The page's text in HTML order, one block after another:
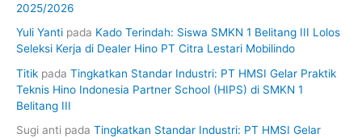
2025/2026
Yuli Yanti pada Kado Terindah: Siswa SMKN 1 Belitang III Lolos
Seleksi Kerja di Dealer Hino PT Citra Lestari Mobilindo
Titik pada Tingkatkan Standar Industri: PT HMSI Gelar Praktik
Teknis Hino Indonesia Partner School (HIPS) di SMKN 1
Belitang III
Sugi anti pada Tingkatkan Standar Industri: PT HMSI Gelar